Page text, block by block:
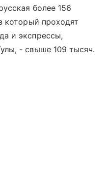
более 156
который проходят
и экспрессы,
- свыше 109 тысяч.